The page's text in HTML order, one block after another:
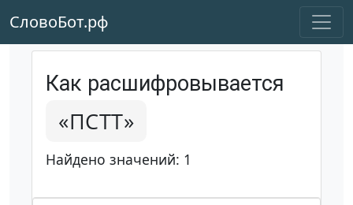
СловоБот.рф
Как расшифровывается
«ПСТТ»
Найдено значений: 1